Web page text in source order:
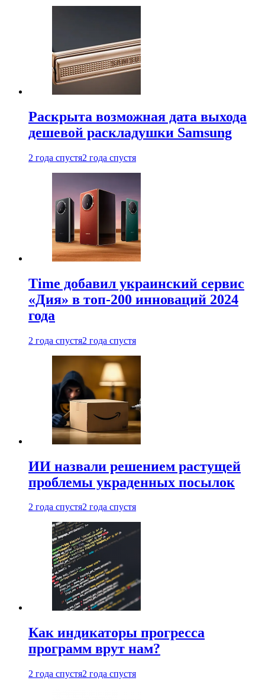
Раскрыта возможная дата выхода
дешевой раскладушки Samsung
2 года спустя2 года спустя
Time добавил украинский сервис
«Дия» в топ-200 инноваций 2024
года
2 года спустя2 года спустя
ИИ назвали решением растущей
проблемы украденных посылок
2 года спустя2 года спустя
Как индикаторы прогресса
программ врут нам?
2 года спустя2 года спустя